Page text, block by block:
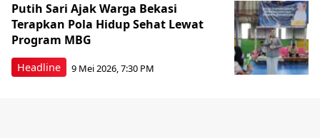
Headline
Putih Sari Ajak Warga Bekasi
Terapkan Pola Hidup Sehat Lewat
Program MBG
9 Mei 2026, 7:30 PM